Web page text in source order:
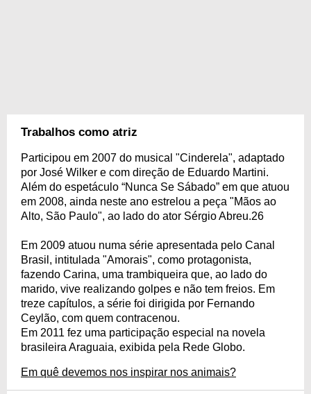
Trabalhos como atriz
Participou em 2007 do musical "Cinderela", adaptado
por José Wilker e com direção de Eduardo Martini.
Além do espetáculo “Nunca Se Sábado” em que atuou
em 2008, ainda neste ano estrelou a peça "Mãos ao
Alto, São Paulo", ao lado do ator Sérgio Abreu.26
Em 2009 atuou numa série apresentada pelo Canal
Brasil, intitulada "Amorais", como protagonista,
fazendo Carina, uma trambiqueira que, ao lado do
marido, vive realizando golpes e não tem freios. Em
treze capítulos, a série foi dirigida por Fernando
Ceylão, com quem contracenou.
Em 2011 fez uma participação especial na novela
brasileira Araguaia, exibida pela Rede Globo.
Em quê devemos nos inspirar nos animais?